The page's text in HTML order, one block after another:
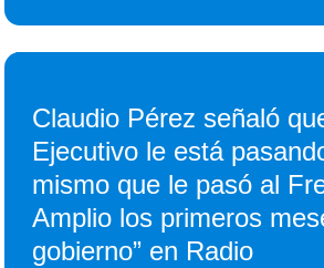
Claudio Pérez señaló
Ejecutivo le está
mismo que le pasó al
Amplio los primeros
gobierno” en Radio